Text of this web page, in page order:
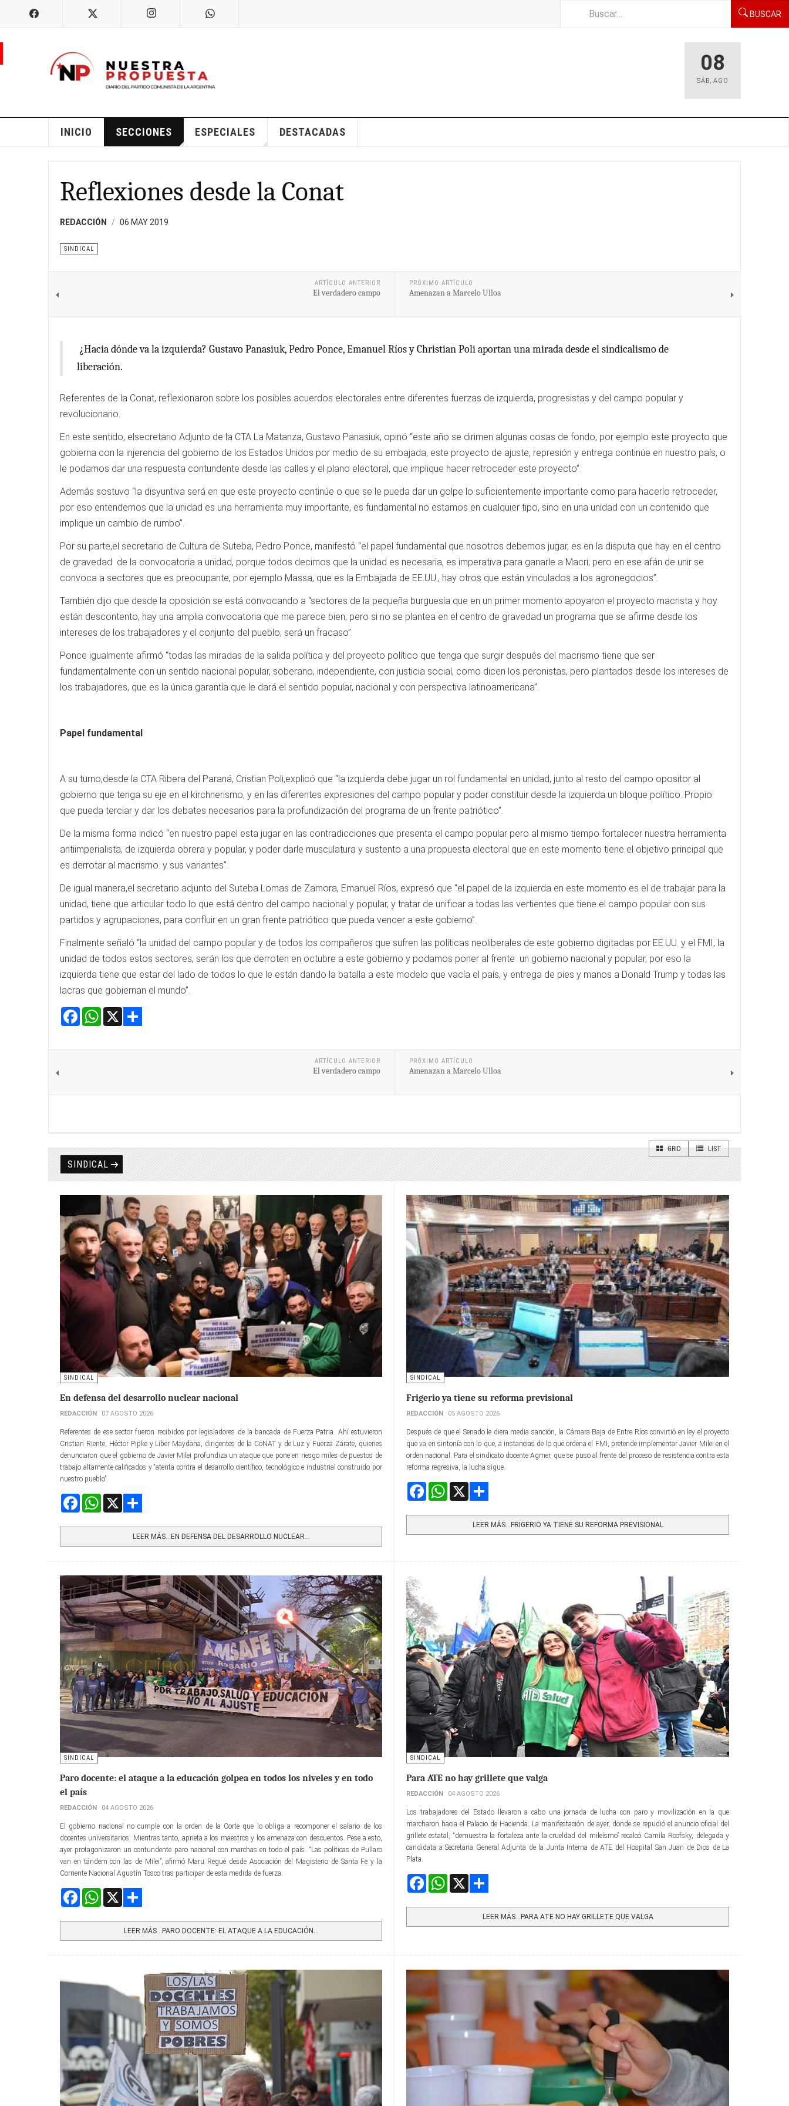
BUSCAR
08
SÁB, AGO
INICIO SECCIONES ESPECIALES DESTACADAS
Reflexiones desde la Conat
REDACCIÓN 06 MAY 2019
SINDICAL
ARTÍCULO ANTERIOR
El verdadero campo
PRÓXIMO ARTÍCULO
Amenazan a Marcelo Ulloa
¿Hacia dónde va la izquierda? Gustavo Panasiuk, Pedro Ponce, Emanuel Ríos y Christian Poli aportan una mirada desde el sindicalismo de
liberación.
Referentes de la Conat, reflexionaron sobre los posibles acuerdos electorales entre diferentes fuerzas de izquierda, progresistas y del campo popular y
revolucionario.
En este sentido, elsecretario Adjunto de la CTA La Matanza, Gustavo Panasiuk, opinó “este año se dirimen algunas cosas de fondo, por ejemplo este proyecto que
gobierna con la injerencia del gobierno de los Estados Unidos por medio de su embajada; este proyecto de ajuste, represión y entrega continúe en nuestro país, o
le podamos dar una respuesta contundente desde las calles y el plano electoral, que implique hacer retroceder este proyecto”.
Además sostuvo “la disyuntiva será en que este proyecto continúe o que se le pueda dar un golpe lo suficientemente importante como para hacerlo retroceder,
por eso entendemos que la unidad es una herramienta muy importante, es fundamental no estamos en cualquier tipo, sino en una unidad con un contenido que
implique un cambio de rumbo”.
Por su parte,el secretario de Cultura de Suteba, Pedro Ponce, manifestó “el papel fundamental que nosotros debemos jugar, es en la disputa que hay en el centro
de gravedad de la convocatoria a unidad, porque todos decimos que la unidad es necesaria, es imperativa para ganarle a Macri; pero en ese afán de unir se
convoca a sectores que es preocupante, por ejemplo Massa, que es la Embajada de EE.UU., hay otros que están vinculados a los agronegocios”.
También dijo que desde la oposición se está convocando a “sectores de la pequeña burguesía que en un primer momento apoyaron el proyecto macrista y hoy
están descontento, hay una amplia convocatoria que me parece bien, pero si no se plantea en el centro de gravedad un programa que se afirme desde los
intereses de los trabajadores y el conjunto del pueblo, será un fracaso”.
Ponce igualmente afirmó “todas las miradas de la salida política y del proyecto político que tenga que surgir después del macrismo tiene que ser
fundamentalmente con un sentido nacional popular, soberano, independiente, con justicia social, como dicen los peronistas, pero plantados desde los intereses de
los trabajadores, que es la única garantía que le dará el sentido popular, nacional y con perspectiva latinoamericana”.
Papel fundamental
A su turno,desde la CTA Ribera del Paraná, Cristian Poli,explicó que “la izquierda debe jugar un rol fundamental en unidad, junto al resto del campo opositor al
gobierno que tenga su eje en el kirchnerismo, y en las diferentes expresiones del campo popular y poder constituir desde la izquierda un bloque político. Propio
que pueda terciar y dar los debates necesarios para la profundización del programa de un frente patriótico”.
De la misma forma indicó “en nuestro papel esta jugar en las contradicciones que presenta el campo popular pero al mismo tiempo fortalecer nuestra herramienta
antiimperialista, de izquierda obrera y popular, y poder darle musculatura y sustento a una propuesta electoral que en este momento tiene el objetivo principal que
es derrotar al macrismo. y sus variantes”.
De igual manera,el secretario adjunto del Suteba Lomas de Zamora, Emanuel Ríos, expresó que “el papel de la izquierda en este momento es el de trabajar para la
unidad, tiene que articular todo lo que está dentro del campo nacional y popular, y tratar de unificar a todas las vertientes que tiene el campo popular con sus
partidos y agrupaciones, para confluir en un gran frente patriótico que pueda vencer a este gobierno”.
Finalmente señaló “la unidad del campo popular y de todos los compañeros que sufren las políticas neoliberales de este gobierno digitadas por EE.UU. y el FMI, la
unidad de todos estos sectores, serán los que derroten en octubre a este gobierno y podamos poner al frente un gobierno nacional y popular, por eso la
izquierda tiene que estar del lado de todos lo que le están dando la batalla a este modelo que vacía el país, y entrega de pies y manos a Donald Trump y todas las
lacras que gobiernan el mundo”.
Facebook
WhatsApp
ARTÍCULO ANTERIOR
El verdadero campo
PRÓXIMO ARTÍCULO
Amenazan a Marcelo Ulloa
GRID LIST
SINDICAL
SINDICAL
En defensa del desarrollo nuclear nacional
REDACCIÓN 07 AGOSTO 2026
Referentes de ese sector fueron recibidos por legisladores de la bancada de Fuerza Patria. Ahí estuvieron
Cristian Riente, Héctor Pipke y Liber Maydana, dirigentes de la CoNAT y de Luz y Fuerza Zárate, quienes
denunciaron que el gobierno de Javier Milei profundiza un ataque que pone en riesgo miles de puestos de
trabajo altamente calificados y “atenta contra el desarrollo científico, tecnológico e industrial construido por
nuestro pueblo”.
FacebookWhatsApp
LEER MÁS…EN DEFENSA DEL DESARROLLO NUCLEAR...
SINDICAL
Frigerio ya tiene su reforma previsional
REDACCIÓN 05 AGOSTO 2026
Después de que el Senado le diera media sanción, la Cámara Baja de Entre Ríos convirtió en ley el proyecto
que va en sintonía con lo que, a instancias de lo que ordena el FMI, pretende implementar Javier Milei en el
orden nacional. Para el sindicato docente Agmer, que se puso al frente del proceso de resistencia contra esta
reforma regresiva, la lucha sigue.
FacebookWhatsApp
LEER MÁS…FRIGERIO YA TIENE SU REFORMA PREVISIONAL
SINDICAL
Paro docente: el ataque a la educación golpea en todos los niveles y en todo
el país
REDACCIÓN 04 AGOSTO 2026
El gobierno nacional no cumple con la orden de la Corte que lo obliga a recomponer el salario de los
docentes universitarios. Mientras tanto, aprieta a los maestros y los amenaza con descuentos. Pese a esto,
ayer protagonizaron un contundente paro nacional con marchas en todo el país. “Las políticas de Pullaro
van en tándem con las de Milei”, afirmó Maru Regué desde Asociación del Magisterio de Santa Fe y la
Corriente Nacional Agustín Tosco tras participar de esta medida de fuerza.
FacebookWhatsApp
LEER MÁS…PARO DOCENTE: EL ATAQUE A LA EDUCACIÓN...
SINDICAL
Para ATE no hay grillete que valga
REDACCIÓN 04 AGOSTO 2026
Los trabajadores del Estado llevaron a cabo una jornada de lucha con paro y movilización en la que
marcharon hacia el Palacio de Hacienda. La manifestación de ayer, donde se repudió el anuncio oficial del
grillete estatal, “demuestra la fortaleza ante la crueldad del mileísmo” recalcó Camila Rcofsky, delegada y
candidata a Secretaria General Adjunta de la Junta Interna de ATE del Hospital San Juan de Dios de La
Plata.
FacebookWhatsApp
LEER MÁS…PARA ATE NO HAY GRILLETE QUE VALGA